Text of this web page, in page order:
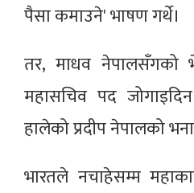
पैसा कमाउने' भाषण गर्थे।
तर, माधव
महासचिव पद
हालेको प्रदीप नेपालको
भारतले नचाहेसम्म